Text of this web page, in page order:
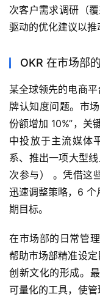
次客户需求调研（
驱动的优化建议以推
OKR 在市场部
某全球领先的电商
牌认知度问题。市
份额增加 10%”，关
中投放于主流媒体
系、推出一项大型
次参与） 。凭借这
迅速调整策略，6 个
期目标。
在市场部的日常管
帮助市场部精准设
创新文化的形成。
可量化的工具，使